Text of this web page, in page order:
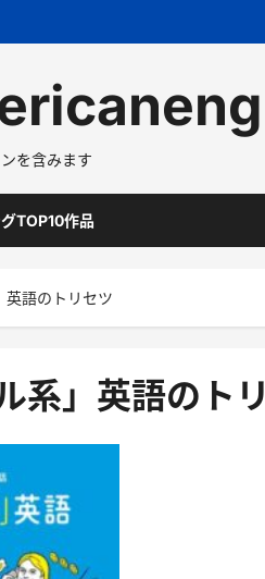
を含みます
TOP10作品
英語のトリセツ
系」英語のト